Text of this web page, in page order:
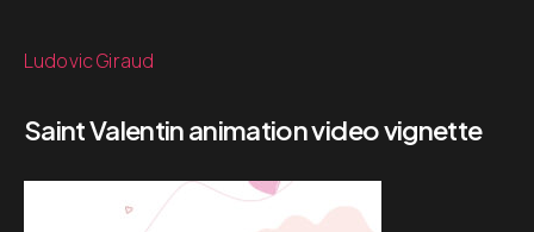
Ludovic Giraud
Saint Valentin animation video vignette